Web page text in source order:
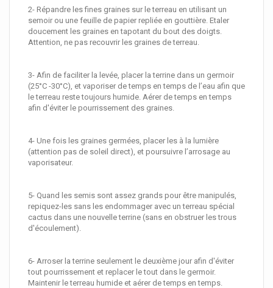
2- Répandre les fines graines sur le terreau en utilisant un
semoir ou une feuille de papier repliée en gouttière. Etaler
doucement les graines en tapotant du bout des doigts.
Attention, ne pas recouvrir les graines de terreau.
3- Afin de faciliter la levée, placer la terrine dans un germoir
(25°C -30°C), et vaporiser de temps en temps de l’eau afin que
le terreau reste toujours humide. Aérer de temps en temps
afin d'éviter le pourrissement des graines.
4- Une fois les graines germées, placer les à la lumière
(attention pas de soleil direct), et poursuivre l’arrosage au
vaporisateur.
5- Quand les semis sont assez grands pour être manipulés,
repiquez-les sans les endommager avec un terreau spécial
cactus dans une nouvelle terrine (sans en obstruer les trous
d'écoulement).
6- Arroser la terrine seulement le deuxième jour afin d'éviter
tout pourrissement et replacer le tout dans le germoir.
Maintenir le terreau humide et aérer de temps en temps.